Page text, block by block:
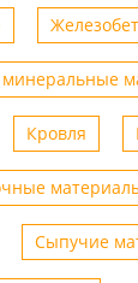
Кровля
Сыпучие